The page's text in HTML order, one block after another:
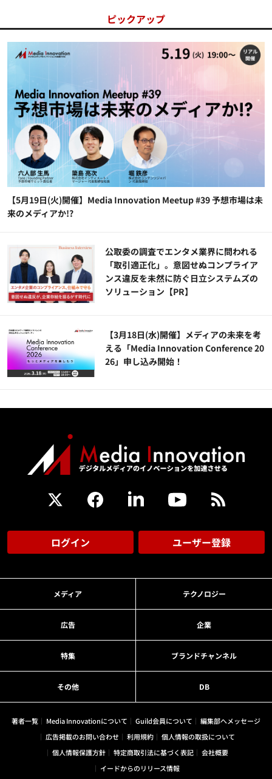
ピックアップ
【5月19日(火)開催】Media Innovation Meetup #39 予想市場は未
来のメディアか!?
公​​取委の調査でエンタメ業界に問われる
「取引適正化」。意図せぬコンプライア
ンス違反を未然に防ぐ日立システムズの
ソリューション​【PR】
【3月18日(水)開催】メディアの未来を考
える「Media Innovation Conference 20
26」申し込み開始！
ログイン ユーザー登録
メディア テクノロジー
広告 企業
特集 ブランドチャンネル
その他 DB
著者一覧 Media Innovationについて Guild会員について
編集部へメッセージ
広告掲載のお問い合わせ
利用規約
個人情報の取扱について
個人情報保護方針
特定商取引法に基づく表記
会社概要
イードからのリリース情報